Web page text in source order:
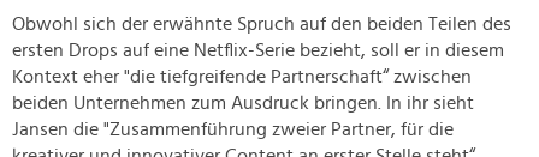
Obwohl sich der erwähnte Spruch auf den beiden Teilen des
ersten Drops auf eine Netflix-Serie bezieht, soll er in diesem
Kontext eher "die tiefgreifende Partnerschaft“ zwischen
beiden Unternehmen zum Ausdruck bringen. In ihr sieht
Jansen die "Zusammenführung zweier Partner, für die